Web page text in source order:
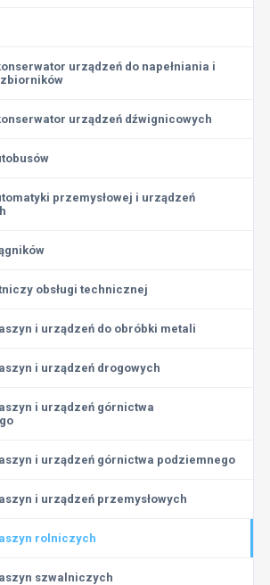
urządzeń do napełniania i
urządzeń dźwignicowych
przemysłowej i urządzeń
obsługi technicznej
i urządzeń do obróbki metali
i urządzeń drogowych
i urządzeń górnictwa
i urządzeń górnictwa podziemnego
i urządzeń przemysłowych
rolniczych
szwalniczych